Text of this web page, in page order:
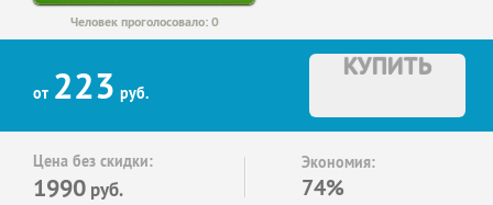
Человек проголосовало: 0
от 223 руб.
КУПИТЬ
Цена без скидки:
1990 руб.
Экономия:
74%